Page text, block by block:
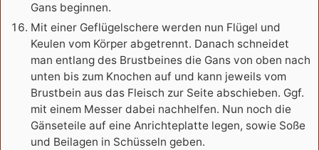
Gans beginnen.
Mit einer Geflügelschere werden nun Flügel und
Keulen vom Körper abgetrennt. Danach schneidet
man entlang des Brustbeines die Gans von oben nach
unten bis zum Knochen auf und kann jeweils vom
Brustbein aus das Fleisch zur Seite abschieben. Ggf.
mit einem Messer dabei nachhelfen. Nun noch die
Gänseteile auf eine Anrichteplatte legen, sowie Soße
und Beilagen in Schüsseln geben.